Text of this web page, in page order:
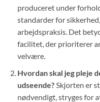
produceret under
standarder for
arbejdspraksis. Det
facilitet, der prioriterer
velvære.
Hvordan skal jeg pleje
udseende?Skjorten er
nødvendigt, stryges for